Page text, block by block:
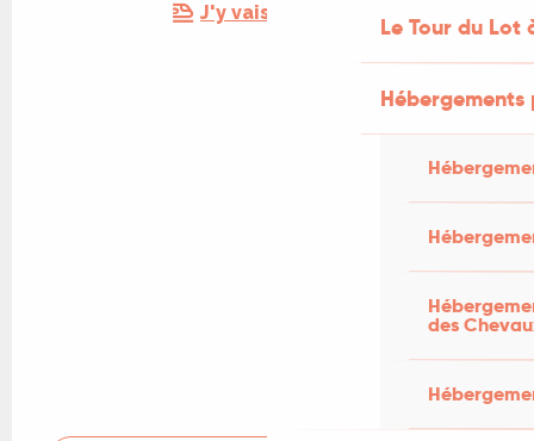
Le Tour du Lot
des
J'y vais en train !